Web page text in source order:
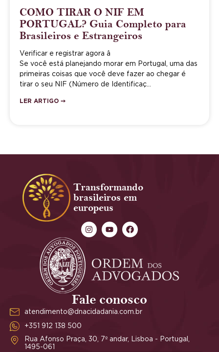
COMO TIRAR O NIF EM
PORTUGAL? Guia Completo para
Brasileiros e Estrangeiros
Verificar e registrar agora â
Se você está planejando morar em Portugal, uma das
primeiras coisas que você deve fazer ao chegar é
tirar o seu NIF (Número de Identificaç…
LER ARTIGO ➙
Transformando
brasileiros em
europeus
Fale conosco
atendimento@dnacidadania.com.br
+351 912 138 500
Rua Afonso Praça, 30, 7º andar, Lisboa - Portugal,
1495-061